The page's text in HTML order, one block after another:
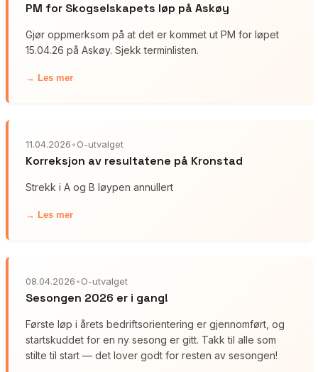
PM for Skogselskapets løp på Askøy
Gjør oppmerksom på at det er kommet ut PM for løpet
15.04.26 på Askøy. Sjekk terminlisten.
→ Les mer
11.04.2026•O-utvalget
Korreksjon av resultatene på Kronstad
Strekk i A og B løypen annullert
→ Les mer
08.04.2026•O-utvalget
Sesongen 2026 er i gang!
Første løp i årets bedriftsorientering er gjennomført, og
startskuddet for en ny sesong er gitt. Takk til alle som
stilte til start — det lover godt for resten av sesongen!